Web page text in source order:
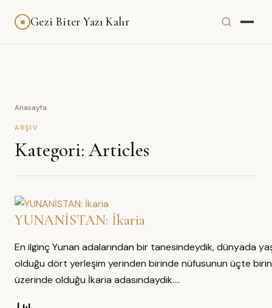
Gezi Biter Yazı Kalır
Anasayfa›
ARŞIV
Kategori: Articles
YUNANİSTAN: İkaria
En ilginç Yunan adalarından bir tanesindeydik, dünyada
olduğu dört yerleşim yerinden birinde nüfusunun üçte
üzerinde olduğu İkaria adasındaydık.…